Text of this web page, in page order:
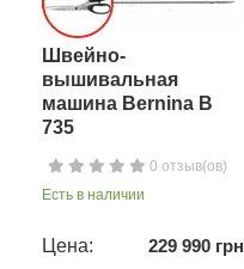
Швейно-
вышивальная
машина Bernina B
735
0 отзыв(ов)
Есть в наличии
Цена: 229 990 грн